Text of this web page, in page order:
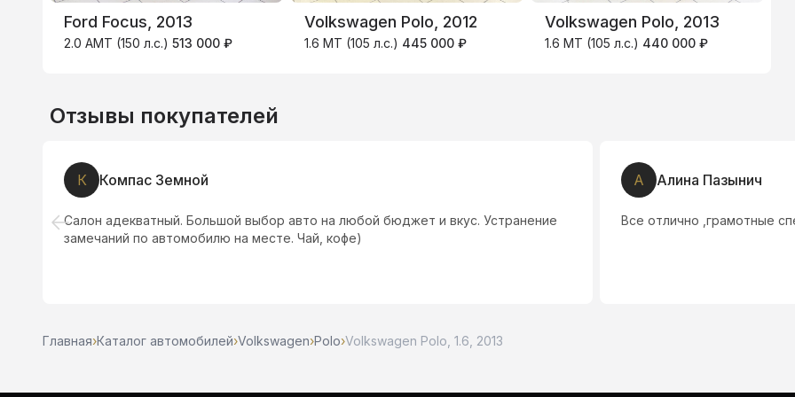
Ford Focus, 2013
2.0 AMT (150 л.с.) 513 000 ₽
Volkswagen Polo, 2012
1.6 MT (105 л.с.) 445 000 ₽
Volkswagen Polo, 2013
1.6 MT (105 л.с.) 440 000 ₽
Отзывы покупателей
К Компас Земной
Салон адекватный. Большой выбор авто на любой бюджет и вкус. Устранение
замечаний по автомобилю на месте. Чай, кофе)
А Алина Пазынич
Все отлично ,грамотные
Главная›Каталог автомобилей›Volkswagen›Polo›Volkswagen Polo, 1.6, 2013